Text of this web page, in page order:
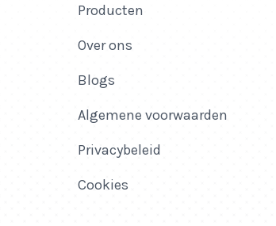
Producten
Over ons
Blogs
Algemene voorwaarden
Privacybeleid
Cookies